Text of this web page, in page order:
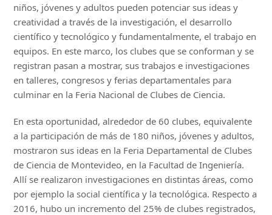
niños, jóvenes y adultos pueden potenciar sus ideas y
creatividad a través de la investigación, el desarrollo
científico y tecnológico y fundamentalmente, el trabajo en
equipos. En este marco, los clubes que se conforman y se
registran pasan a mostrar, sus trabajos e investigaciones
en talleres, congresos y ferias departamentales para
culminar en la Feria Nacional de Clubes de Ciencia.
En esta oportunidad, alrededor de 60 clubes, equivalente
a la participación de más de 180 niños, jóvenes y adultos,
mostraron sus ideas en la Feria Departamental de Clubes
de Ciencia de Montevideo, en la Facultad de Ingeniería.
Allí se realizaron investigaciones en distintas áreas, como
por ejemplo la social científica y la tecnológica. Respecto a
2016, hubo un incremento del 25% de clubes registrados,